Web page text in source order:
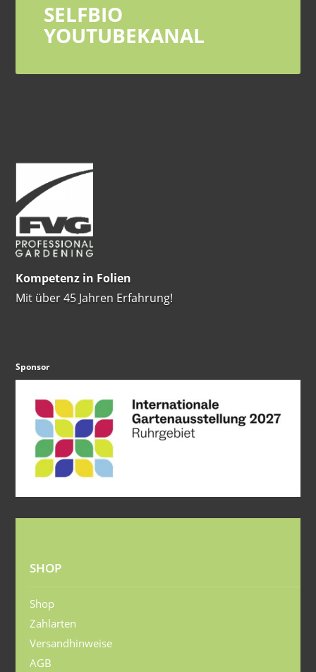
SELFBIO
YOUTUBEKANAL
Kompetenz in Folien
Mit über 45 Jahren Erfahrung!
Sponsor
SHOP
Shop
Zahlarten
Versandhinweise
AGB